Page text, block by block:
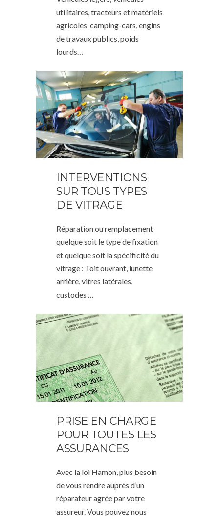
utilitaires, tracteurs et matériels
agricoles, camping-cars, engins
de travaux publics, poids
lourds…
INTERVENTIONS
SUR TOUS TYPES
DE VITRAGE
Réparation ou remplacement
quelque soit le type de fixation
et quelque soit la spécificité du
vitrage : Toit ouvrant, lunette
arrière, vitres latérales,
custodes …
PRISE EN CHARGE
POUR TOUTES LES
ASSURANCES
Avec la loi Hamon, plus besoin
de vous rendre auprès d’un
réparateur agrée par votre
assureur. Vous pouvez nous